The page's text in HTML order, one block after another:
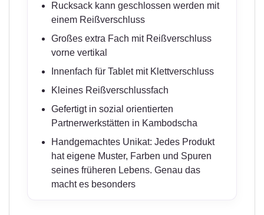
Rucksack kann geschlossen werden mit
einem Reißverschluss
Großes extra Fach mit Reißverschluss
vorne vertikal
Innenfach für Tablet mit Klettverschluss
Kleines Reißverschlussfach
Gefertigt in sozial orientierten
Partnerwerkstätten in Kambodscha
Handgemachtes Unikat: Jedes Produkt
hat eigene Muster, Farben und Spuren
seines früheren Lebens. Genau das
macht es besonders